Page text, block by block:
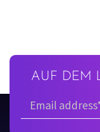
AUF DEM